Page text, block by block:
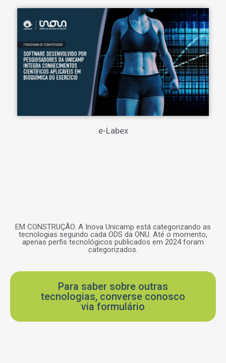
e-Labex
EM CONSTRUÇÃO. A Inova Unicamp está categorizando as
tecnologias segundo cada ODS da ONU. Até o momento,
apenas perfis tecnológicos publicados em 2024 foram
categorizados.
Para saber sobre outras
tecnologias, converse conosco
via formulário